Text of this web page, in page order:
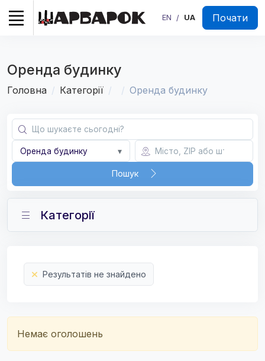
EN / UA Почати
Оренда будинку
Головна Категорії Оренда будинку
Оренда будинку ▾
Пошук
Результатів не знайдено
Немає оголошень
Категорії